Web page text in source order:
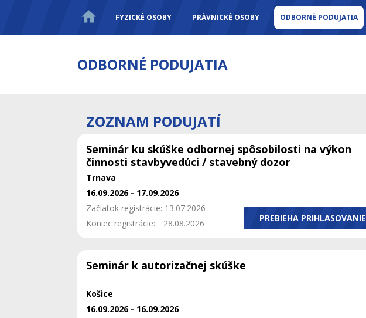
FYZICKÉ OSOBY PRÁVNICKÉ OSOBY ODBORNÉ PODUJATIA
ODBORNÉ PODUJATIA
ZOZNAM PODUJATÍ
Seminár ku skúške odbornej spôsobilosti na výkon
činnosti stavbyvedúci / stavebný dozor
Trnava
16.09.2026 - 17.09.2026
Začiatok registrácie: 13.07.2026
Koniec registrácie:
28.08.2026 PREBIEHA PRIHLASOVANIE
Seminár k autorizačnej skúške
Košice
16.09.2026 - 16.09.2026